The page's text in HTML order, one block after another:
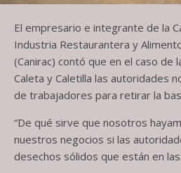
El empresario e integrante de la
Industria Restaurantera y
(Canirac) contó que en el caso de
Caleta y Caletilla las autoridades
de trabajadores para retirar la
“De qué sirve que nosotros
nuestros negocios si las
desechos sólidos que están en